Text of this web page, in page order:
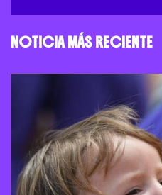
NOTICIA MÁS RECIENTE